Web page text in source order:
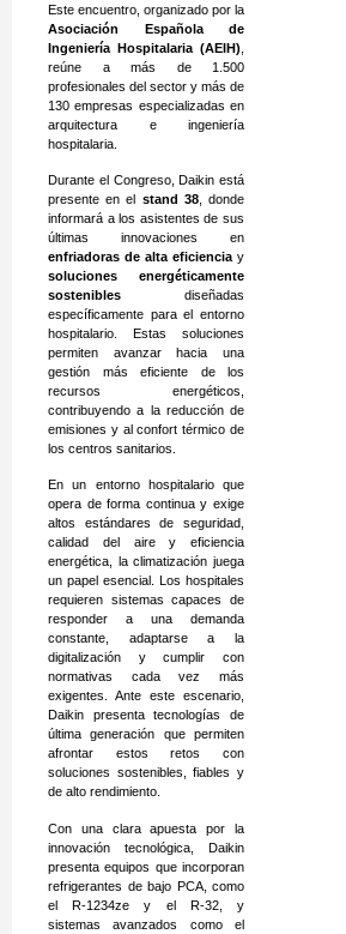
Este encuentro, organizado por la
Asociación Española de
Ingeniería Hospitalaria (AEIH)
reúne a más de 1.500
profesionales del sector y más de
130 empresas especializadas en
arquitectura e ingeniería
hospitalaria.
Durante el Congreso, Daikin está
presente en el stand 38, donde
informará a los asistentes de sus
últimas innovaciones en
enfriadoras de alta eficiencia y
soluciones energéticamente
sostenibles diseñadas
específicamente para el entorno
hospitalario. Estas soluciones
permiten avanzar hacia una
gestión más eficiente de los
recursos energéticos,
contribuyendo a la reducción de
emisiones y al confort térmico de
los centros sanitarios.
En un entorno hospitalario que
opera de forma continua y exige
altos estándares de seguridad,
calidad del aire y eficiencia
energética, la climatización juega
un papel esencial. Los hospitales
requieren sistemas capaces de
responder a una demanda
constante, adaptarse a la
digitalización y cumplir con
normativas cada vez más
exigentes. Ante este escenario,
Daikin presenta tecnologías de
última generación que permiten
afrontar estos retos con
soluciones sostenibles, fiables y
de alto rendimiento.
Con una clara apuesta por la
innovación tecnológica, Daikin
presenta equipos que incorporan
refrigerantes de bajo PCA, como
el R-1234ze y el R-32, y
sistemas avanzados como el